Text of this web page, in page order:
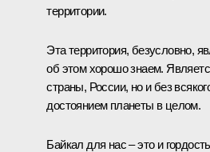
территории.
Эта территория, безусловно,
об этом хорошо знаем.
страны, России, но и без
достоянием планеты в целом.
Байкал для нас – это и